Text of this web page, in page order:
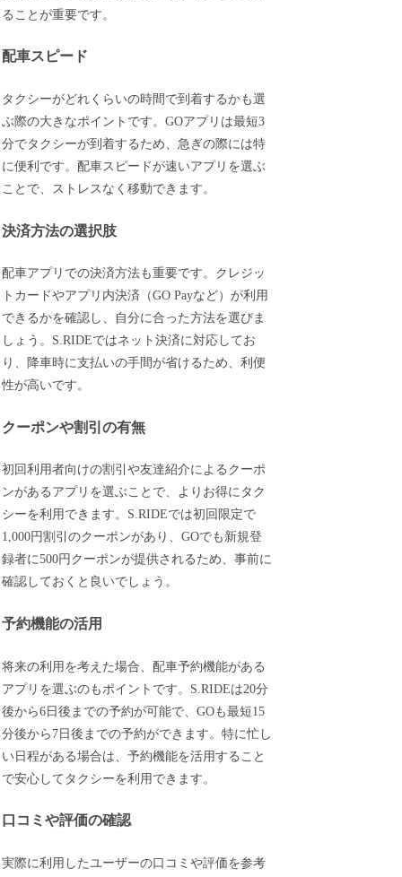
ることが重要です。
配車スピード
タクシーがどれくらいの時間で到着するかも選
ぶ際の大きなポイントです。GOアプリは最短3
分でタクシーが到着するため、急ぎの際には特
に便利です。配車スピードが速いアプリを選ぶ
ことで、ストレスなく移動できます。
決済方法の選択肢
配車アプリでの決済方法も重要です。クレジッ
トカードやアプリ内決済（GO Payなど）が利用
できるかを確認し、自分に合った方法を選びま
しょう。S.RIDEではネット決済に対応してお
り、降車時に支払いの手間が省けるため、利便
性が高いです。
クーポンや割引の有無
初回利用者向けの割引や友達紹介によるクーポ
ンがあるアプリを選ぶことで、よりお得にタク
シーを利用できます。S.RIDEでは初回限定で
1,000円割引のクーポンがあり、GOでも新規登
録者に500円クーポンが提供されるため、事前に
確認しておくと良いでしょう。
予約機能の活用
将来の利用を考えた場合、配車予約機能がある
アプリを選ぶのもポイントです。S.RIDEは20分
後から6日後までの予約が可能で、GOも最短15
分後から7日後までの予約ができます。特に忙し
い日程がある場合は、予約機能を活用すること
で安心してタクシーを利用できます。
口コミや評価の確認
実際に利用したユーザーの口コミや評価を参考